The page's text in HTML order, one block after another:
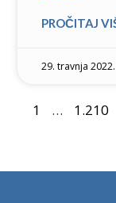
PROČITAJ
29. travnja
1 … 1.210